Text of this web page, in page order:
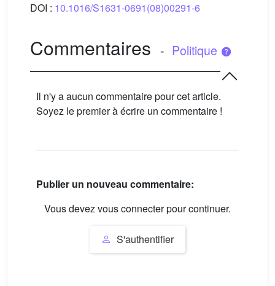
DOI : 10.1016/S1631-0691(08)00291-6
Commentaires - Politique
Il n'y a aucun commentaire pour cet article.
Soyez le premier à écrire un commentaire !
Publier un nouveau commentaire:
Vous devez vous connecter pour continuer.
S'authentifier